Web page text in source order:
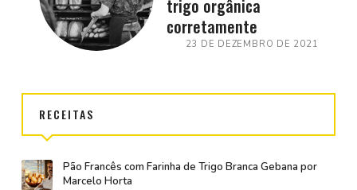
trigo orgânica
corretamente
23 DE DEZEMBRO DE 2021
RECEITAS
Pão Francês com Farinha de Trigo Branca Gebana por
Marcelo Horta